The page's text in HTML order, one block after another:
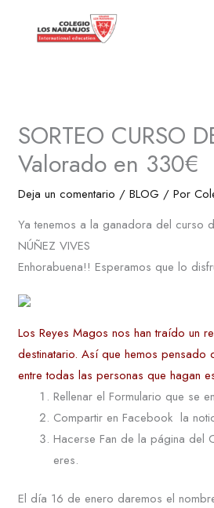
SORTEO CURSO
Valorado en 330€
Deja un comentario /BLOG / Por
Ya tenemos a la ganadora del curso
NÚÑEZ VIVES
Enhorabuena!! Esperamos que lo
Los Reyes Magos nos han traído un
destinatario. Así que hemos pensado
entre todas las personas que hagan
Rellenar el Formulario que se
Compartir en Facebook la
Hacerse Fan de la página del
eres.
El día 16 de enero daremos el